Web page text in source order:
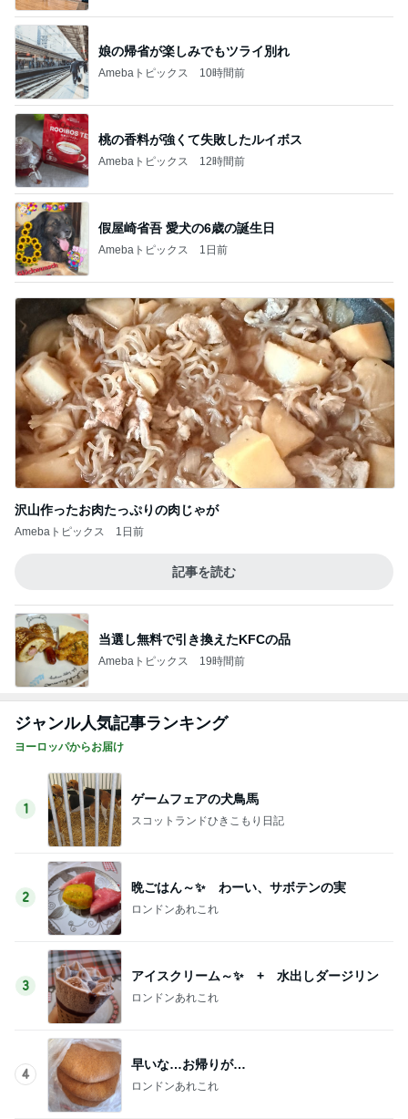
娘の帰省が楽しみでもツライ別れ
Amebaトピックス 10時間前
桃の香料が強くて失敗したルイボス
Amebaトピックス 12時間前
假屋崎省吾 愛犬の6歳の誕生日
Amebaトピックス 1日前
沢山作ったお肉たっぷりの肉じゃが
Amebaトピックス 1日前
記事を読む
当選し無料で引き換えたKFCの品
Amebaトピックス 19時間前
ジャンル人気記事ランキング
ヨーロッパからお届け
1
ゲームフェアの犬鳥馬
スコットランドひきこもり日記
2
晩ごはん～✨ わーい、サボテンの実
ロンドンあれこれ
3
アイスクリーム～✨ + 水出しダージリン
ロンドンあれこれ
4
早いな…お帰りが…
ロンドンあれこれ